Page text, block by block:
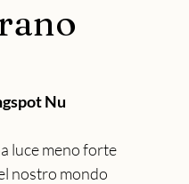
Nu
luce meno forte
nostro mondo